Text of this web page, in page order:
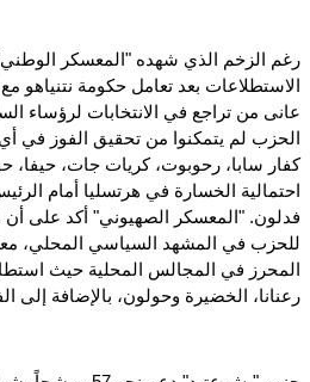
رغم الزخم الذي شهده "المعسكر
عانى من تراجع في الانتخابات لرؤساء
الحزب لم يتمكنوا من تحقيق الفوز في
كفار سابا، رحوبوت، كريات جات، حيفا،
احتمالية الخسارة في هرتسليا أمام
فدلون. "المعسكر الصهيوني" أكد على أن
للحزب في المشهد السياسي المحلي،
المحرز في المجالس المحلية حيث
رعنانا، الخضيرة وحولون، بالإضافة إلى